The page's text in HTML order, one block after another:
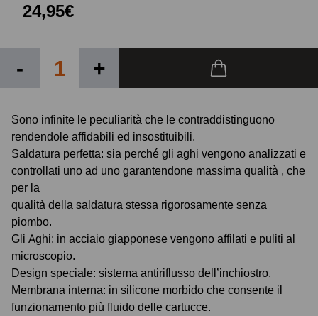
24,95€
- +
Sono infinite le peculiarità che le contraddistinguono
rendendole affidabili ed insostituibili.
Saldatura perfetta: sia perché gli aghi vengono analizzati e
controllati uno ad uno garantendone massima qualità , che
per la
qualità della saldatura stessa rigorosamente senza
piombo.
Gli Aghi: in acciaio giapponese vengono affilati e puliti al
microscopio.
Design speciale: sistema antiriflusso dell’inchiostro.
Membrana interna: in silicone morbido che consente il
funzionamento più fluido delle cartucce.